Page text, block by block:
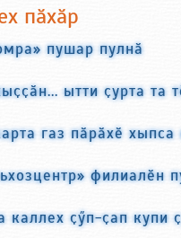
пӑхӑр
пушар пулнӑ
ытти ҫурта та
газ пӑрӑхӗ хыпса
филиалӗн
каллех ҫӳп-ҫап купи